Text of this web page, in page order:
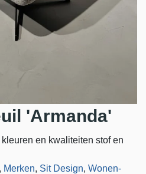
'Armanda'
en kwaliteiten stof en
, Merken, Sit Design, Wonen-